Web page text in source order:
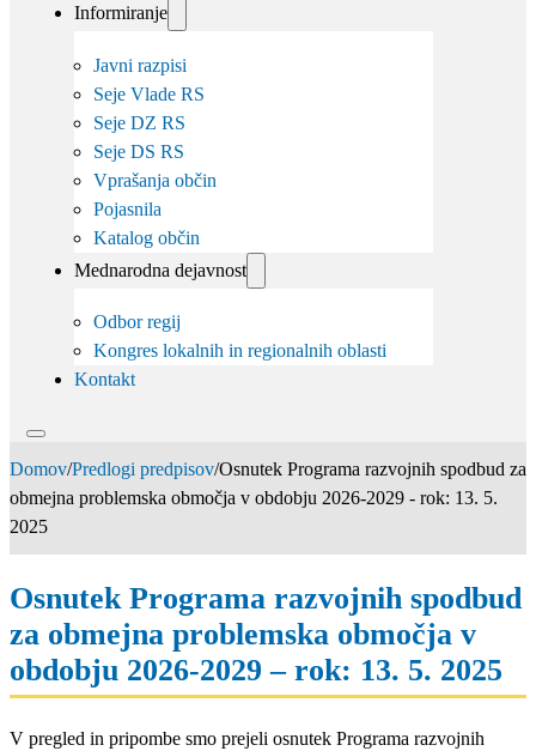
Informiranje
Javni razpisi
Seje Vlade RS
Seje DZ RS
Seje DS RS
Vprašanja občin
Pojasnila
Katalog občin
Mednarodna dejavnost
Odbor regij
Kongres lokalnih in regionalnih oblasti
Kontakt
Domov/Predlogi predpisov/Osnutek Programa razvojnih spodbud za
obmejna problemska območja v obdobju 2026-2029 - rok: 13. 5.
2025
Osnutek Programa razvojnih spodbud
za obmejna problemska območja v
obdobju 2026-2029 – rok: 13. 5. 2025
V pregled in pripombe smo prejeli osnutek Programa razvojnih